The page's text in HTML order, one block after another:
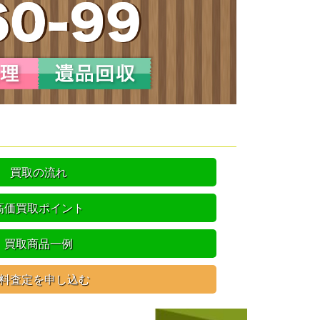
買取の流れ
価買取ポイント
買取商品一例
査定を申し込む